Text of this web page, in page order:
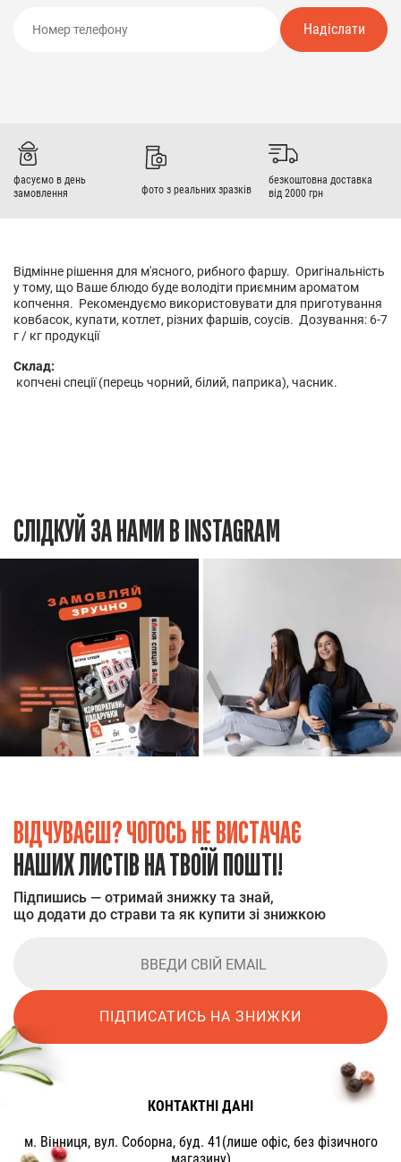
Надіслати
фасуємо в день
замовлення
фото з реальних зразків
безкоштовна доставка
від 2000 грн
Відмінне рішення для м'ясного, рибного фаршу. Оригінальність
у тому, що Ваше блюдо буде володіти приємним ароматом
копчення. Рекомендуємо використовувати для приготування
ковбасок, купати, котлет, різних фаршів, соусів. Дозування: 6-7
г / кг продукції
Склад:
копчені спеції (перець чорний, білий, паприка), часник.
СЛІДКУЙ ЗА НАМИ В INSTAGRAM
ВІДЧУВАЄШ? ЧОГОСЬ НЕ ВИСТАЧАЄ
НАШИХ ЛИСТІВ НА ТВОЇЙ ПОШТІ!
Підпишись — отримай знижку та знай,
що додати до страви та як купити зі знижкою
ПІДПИСАТИСЬ НА ЗНИЖКИ
КОНТАКТНІ ДАНІ
м. Вінниця, вул. Соборна, буд. 41(лише офіс, без фізичного